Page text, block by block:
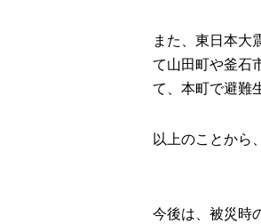
また、東日本大
て山田町や釜石
て、本町で避難
以上のことから
今後は、被災時